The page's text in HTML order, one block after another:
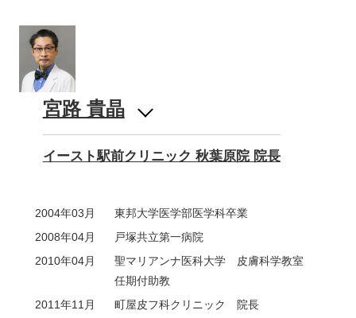
宮路 貴晶
イースト駅前クリニック 秋葉原院 院長
2004年03月
東邦大学医学部医学科卒業
2008年04月
戸塚共立第一病院
2010年04月
聖マリアンナ医科大学 皮膚科学教室
任期付助教
2011年11月
町屋皮フ科クリニック 院長